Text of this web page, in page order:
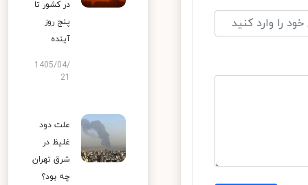
در کشور تا
پنج روز
آینده
1405/04/
علت دود
غلیظ در
شرق تهران
چه بود؟